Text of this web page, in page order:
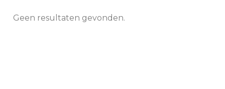
Geen resultaten gevonden.